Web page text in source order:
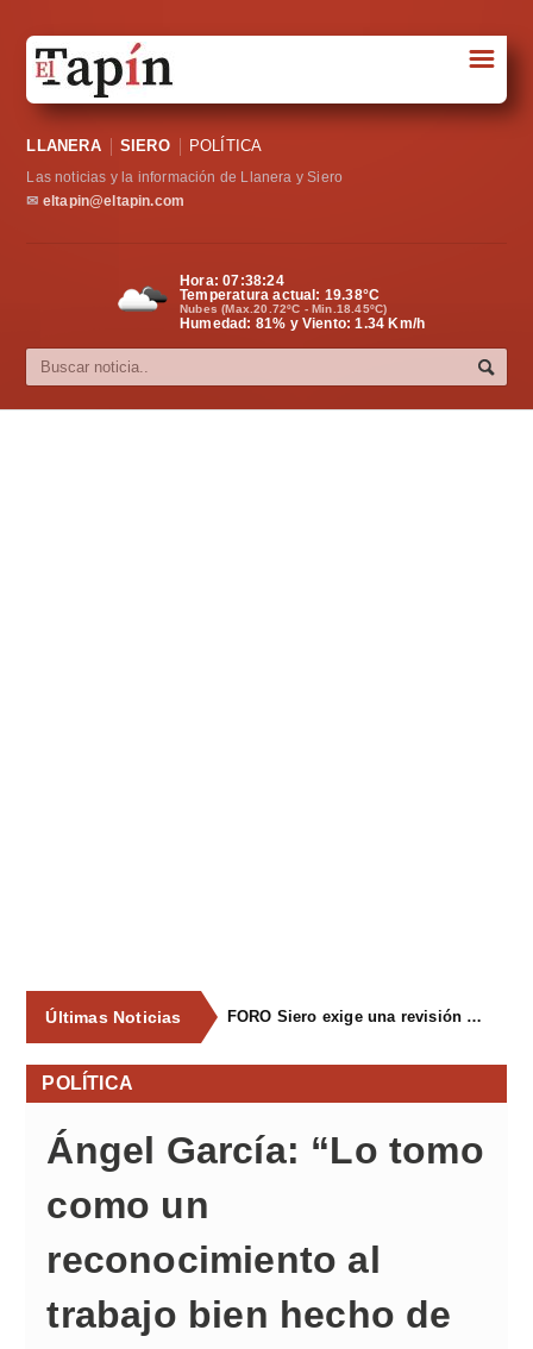
Sociedad
Política
Cultura
☰
LLANERA SIERO POLÍTICA
Las noticias y la información de Llanera y Siero
✉ eltapin@eltapin.com
Hora:07:38:24
Temperatura actual: 19.38°C
Nubes (Max.20.72ºC - Min.18.45ºC)
Humedad: 81% y Viento: 1.34 Km/h
Últimas Noticias FORO Siero exige una revisión integral del servicio de recogida de residuos para acabar con los contenedores desbordados y la imagen de abandono del concejo
POLÍTICA
Ángel García: “Lo tomo
como un
reconocimiento al
trabajo bien hecho de